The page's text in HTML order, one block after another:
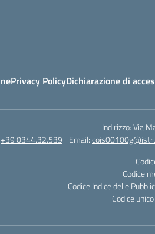
Privacy PolicyDichiarazione di
Indirizzo:Via
+39 0344.32.539 Email:
Codice
Codice Indice delle
Codice